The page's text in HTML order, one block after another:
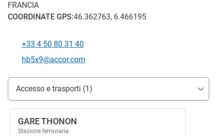
FRANCIA
COORDINATE GPS:46.362763, 6.466195
Telefono
+33 4 50 80 31 40
E-mail di contatto
hb5x9@accor.com
Accesso e trasporti
Accesso e trasporti (1)
GARE THONON
Stazione ferroviaria